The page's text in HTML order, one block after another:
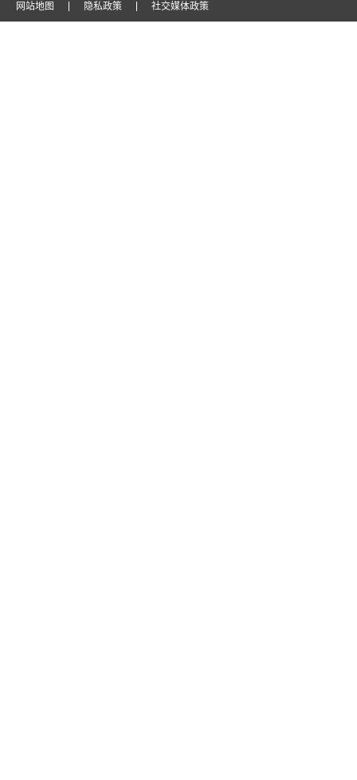
网站地图 隐私政策 社交媒体政策